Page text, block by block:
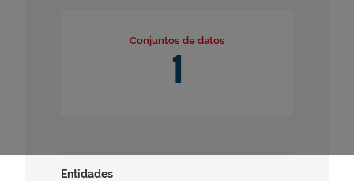
Conjuntos de datos
1
Entidades